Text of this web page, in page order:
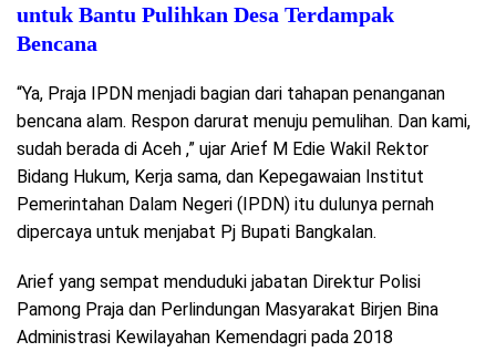
untuk Bantu Pulihkan Desa Terdampak
Bencana
“Ya, Praja IPDN menjadi bagian dari tahapan penanganan
bencana alam. Respon darurat menuju pemulihan. Dan kami,
sudah berada di Aceh ,” ujar Arief M Edie Wakil Rektor
Bidang Hukum, Kerja sama, dan Kepegawaian Institut
Pemerintahan Dalam Negeri (IPDN) itu dulunya pernah
dipercaya untuk menjabat Pj Bupati Bangkalan.
Arief yang sempat menduduki jabatan Direktur Polisi
Pamong Praja dan Perlindungan Masyarakat Birjen Bina
Administrasi Kewilayahan Kemendagri pada 2018